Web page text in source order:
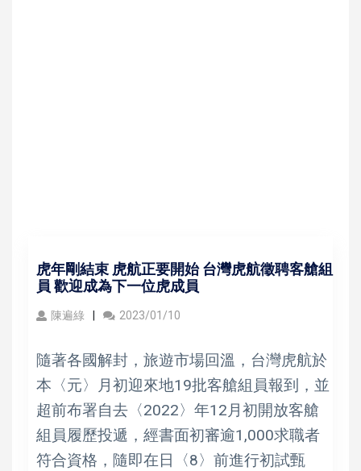
虎年剛結束 虎航正要開始 台灣虎航徵聘客艙組
員 歡迎成為下一位虎成員
陳遍綠 2023/01/10
隨著各國解封，旅遊市場回溫，台灣虎航於
本〈元〉月初迎來地19批客艙組員報到，並
超前布署自去〈2022〉年12月初開放客艙
組員履歷投遞，經書面初審逾1,000求職者
符合資格，隨即在日〈8〉前進行初試甄